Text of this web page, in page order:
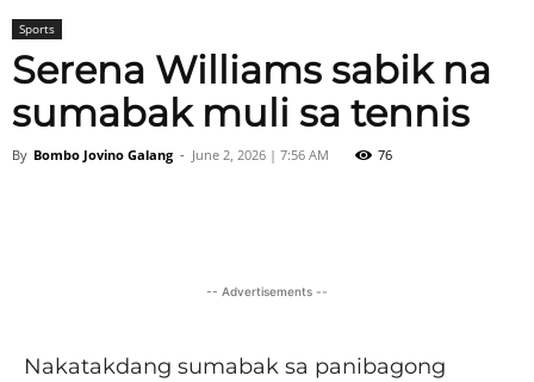
Sports
Serena Williams sabik na
sumabak muli sa tennis
By Bombo Jovino Galang - June 2, 2026 | 7:56 AM 76
-- Advertisements --
Nakatakdang sumabak sa panibagong